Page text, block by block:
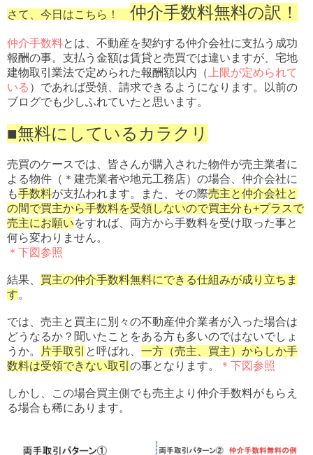
さて、今日はこちら！ 仲介手数料無料の訳！
仲介手数料とは、不動産を契約する仲介会社に支払う成功
報酬の事。支払う金額は賃貸と売買では違いますが、宅地
建物取引業法で定められた報酬額以内（ 上限が定められて
いる ）であれば受領、請求できるようになります。
以前の
ブログでも少しふれていたと思います。
■無料にしているカラクリ
売買のケースでは、皆さんが購入された物件が売主業者に
よる物件（＊建売業者や地元工務店）の場合、仲介会社に
も手数料が支払われます。また、その際売主と仲介会社と
の間で買主から手数料を受領しないので買主分も+プラスで
売主にお願いをすれば、両方から手数料を受け取った事と
何ら変わりません。
＊下図参照
結果、 買主の仲介手数料無料にできる仕組みが成り立ちま
す。
では、売主と買主に別々の不動産仲介業者が入った場合は
どうなるか？聞いたことをある方も多いのではないでしょ
うか。
片手取引 と呼ばれ、 一方（売主、買主）からしか手
数料は受領できない取引 の事となります。 ＊下図参照
しかし、この場合買主側でも売主より仲介手数料がもらえ
る場合も稀にあります。